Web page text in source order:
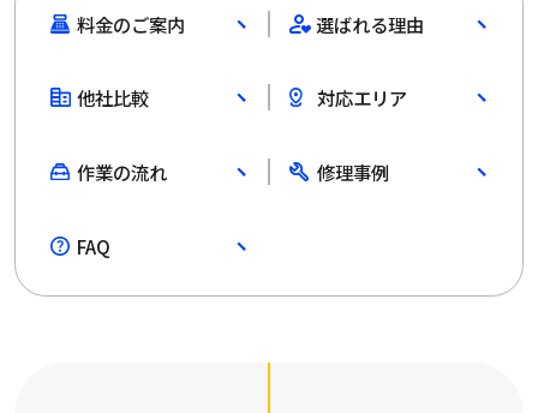
料金のご案内 選ばれる理由
他社比較 対応エリア
作業の流れ 修理事例
FAQ